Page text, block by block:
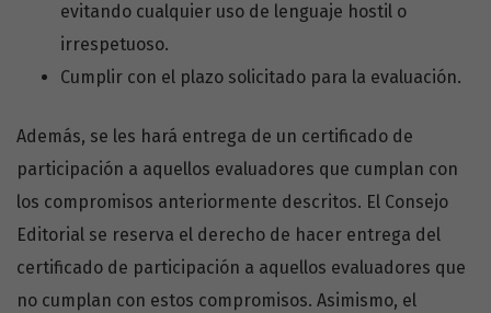
evitando cualquier uso de lenguaje hostil o
irrespetuoso.
Cumplir con el plazo solicitado para la evaluación.
Además, se les hará entrega de un certificado de
participación a aquellos evaluadores que cumplan con
los compromisos anteriormente descritos. El Consejo
Editorial se reserva el derecho de hacer entrega del
certificado de participación a aquellos evaluadores que
no cumplan con estos compromisos. Asimismo, el